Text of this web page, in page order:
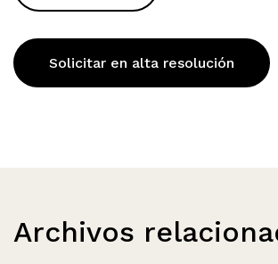
Solicitar en alta resolución
Archivos